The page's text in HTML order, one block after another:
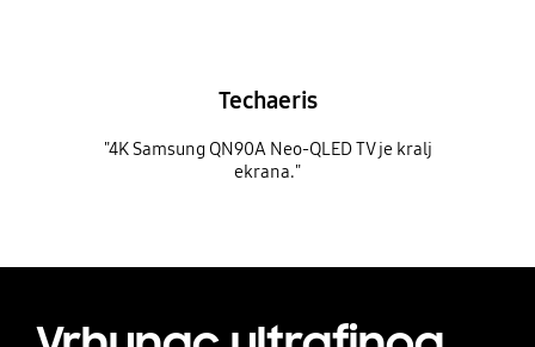
Techaeris
"4K Samsung QN90A Neo-QLED TV je kralj
ekrana."